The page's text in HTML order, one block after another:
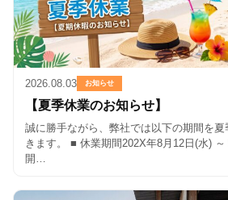
2026.08.03 お知らせ
【夏季休業のお知らせ】
誠に勝手ながら、弊社では以下の期間を
きます。 ■ 休業期間202X年8月12日(水)
開…